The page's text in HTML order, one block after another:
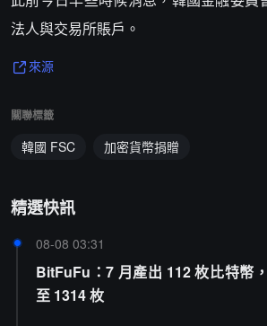
法人與交易所賬戶。
來源
關聯標籤
韓國 FSC 加密貨幣捐贈
精選快訊
08-08 03:31
BitFuFu：7 月產出 112 枚比特幣
至 1314 枚